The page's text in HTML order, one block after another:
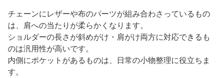
チェーンにレザーや布のパーツが組み合わさっているもの
は、肩への当たりが柔らかくなります。
ショルダーの長さが斜めがけ・肩がけ両方に対応できるも
のは汎用性が高いです。
内側にポケットがあるものは、日常の小物整理に役立ちま
す。